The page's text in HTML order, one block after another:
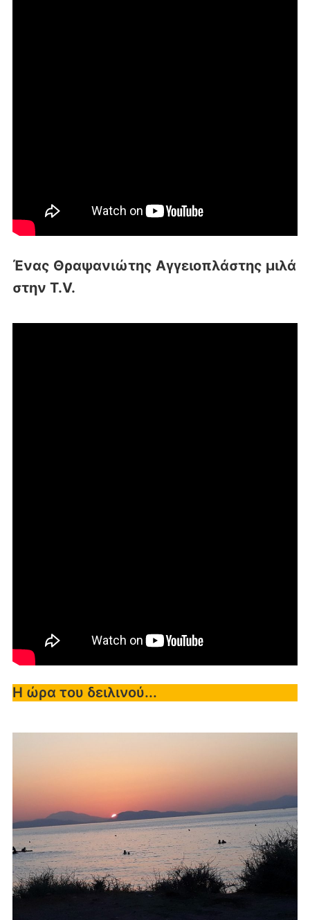
Ένας Θραψανιώτης Αγγειοπλάστης μιλά
στην T.V.
Η ώρα του δειλινού...